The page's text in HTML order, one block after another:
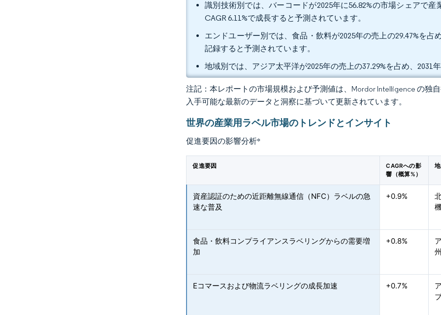
識別技術別では、バーコードが2025年に56.82%の市場シェアで
CAGR 6.11%で成長すると予測されています。
エンドユーザー別では、食品・飲料が2025年の売上の29.47%を占
記録すると予測されています。
地域別では、アジア太平洋が2025年の売上の37.29%を占め、2031
注記：本レポートの市場規模および予測値は、Mordor Intelligence の独
入手可能な最新のデータと洞察に基づいて更新されています。
世界の産業用ラベル市場のトレンドとインサイト
促進要因の影響分析*
促進要因
CAGRへの影
響（概算%）
資産認証のための近距離無線通信（NFC）ラベルの急
速な普及
+0.9%
食品・飲料コンプライアンスラベリングからの需要増
加
+0.8%
Eコマースおよび物流ラベリングの成長加速 +0.7%